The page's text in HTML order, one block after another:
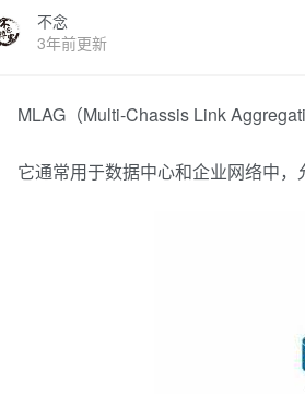
不念
3年前更新
MLAG（Multi-Chassis Link
它通常用于数据中心和企业网络中，